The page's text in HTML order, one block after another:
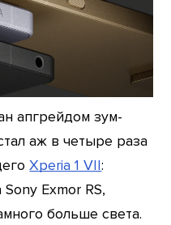
апгрейдом зум-
аж в четыре раза
Xperia 1 VII:
Exmor RS,
больше света.